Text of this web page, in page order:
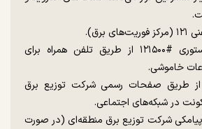
۴. شماره‌گیری کد دستوری #۱۲۱۵۰۰ از طریق تلفن همراه برای
خاموشی.
از طریق صفحات رسمی شرکت توزیع برق
در شبکه‌های اجتماعی.
شرکت توزیع برق منطقه‌ای (در صورت